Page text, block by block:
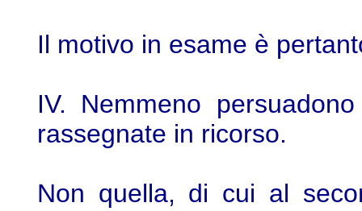
Il motivo in esame è
IV. Nemmeno
rassegnate in ricorso.
Non quella, di cui al